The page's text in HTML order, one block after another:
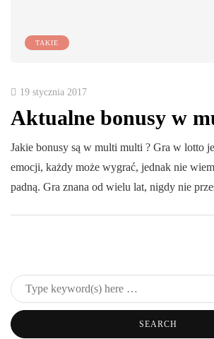
TAKIE
19 stycznia 2017
Aktualne bonusy w
Jakie bonusy są w multi multi ? Gra w lotto
emocji, każdy może wygrać, jednak nie
padną. Gra znana od wielu lat, nigdy nie